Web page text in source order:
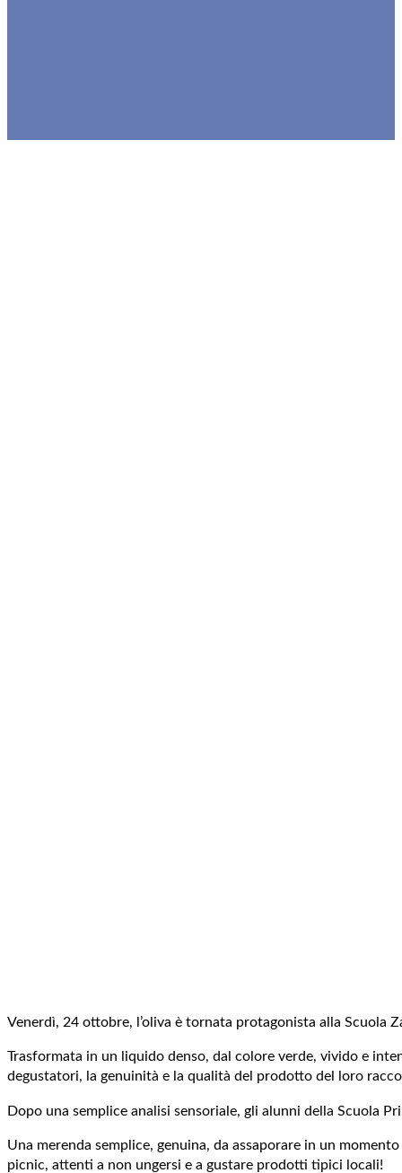
Venerdì, 24 ottobre, l’oliva è tornata protagonista alla Scuola
Trasformata in un liquido denso, dal colore verde, vivido e
degustatori, la genuinità e la qualità del prodotto del loro
Dopo una semplice analisi sensoriale, gli alunni della Scuola
Una merenda semplice, genuina, da assaporare in un
picnic, attenti a non ungersi e a gustare prodotti tipici locali!